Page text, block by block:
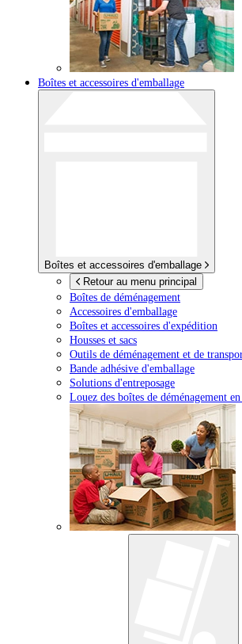
Boîtes et accessoires d'emballage
Boîtes et accessoires d'emballage
Retour au menu principal
Boîtes de déménagement
Accessoires d'emballage
Boîtes et accessoires d'expédition
Housses et sacs
Outils de déménagement et de
Bande adhésive d'emballage
Solutions d'entreposage
Louez des boîtes de déménagement